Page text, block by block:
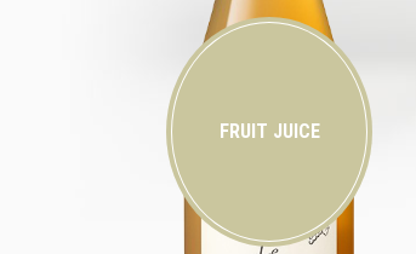
FRUIT JUICE